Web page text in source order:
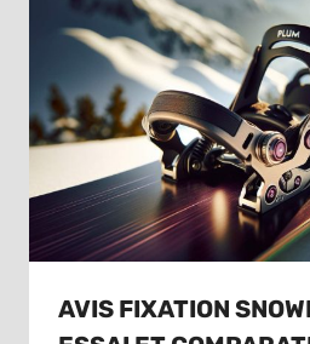
AVIS FIXATION